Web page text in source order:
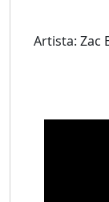
Artista: Zac